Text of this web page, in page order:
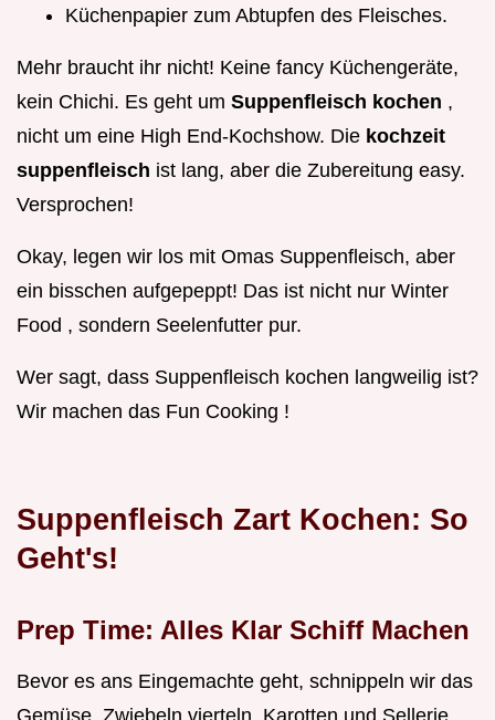
Küchenpapier zum Abtupfen des Fleisches.
Mehr braucht ihr nicht! Keine fancy Küchengeräte,
kein Chichi. Es geht um Suppenfleisch kochen ,
nicht um eine High End-Kochshow. Die kochzeit
suppenfleisch ist lang, aber die Zubereitung easy.
Versprochen!
Okay, legen wir los mit Omas Suppenfleisch, aber
ein bisschen aufgepeppt! Das ist nicht nur Winter
Food , sondern Seelenfutter pur.
Wer sagt, dass Suppenfleisch kochen langweilig ist?
Wir machen das Fun Cooking !
Suppenfleisch Zart Kochen: So
Geht's!
Prep Time: Alles Klar Schiff Machen
Bevor es ans Eingemachte geht, schnippeln wir das